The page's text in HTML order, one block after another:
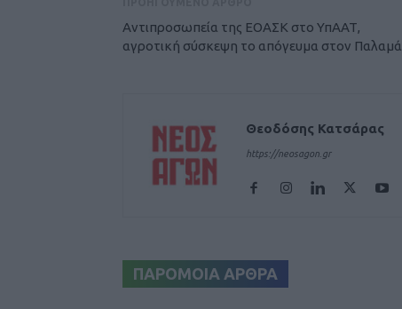
Αντιπροσωπεία της ΕΟΑΣΚ στο ΥπΑΑΤ,
αγροτική σύσκεψη το απόγευμα στον Παλαμά
Θεοδόσης Κατσάρας
https://neosagon.gr
ΠΑΡΟΜΟΙΑ ΑΡΘΡΑ